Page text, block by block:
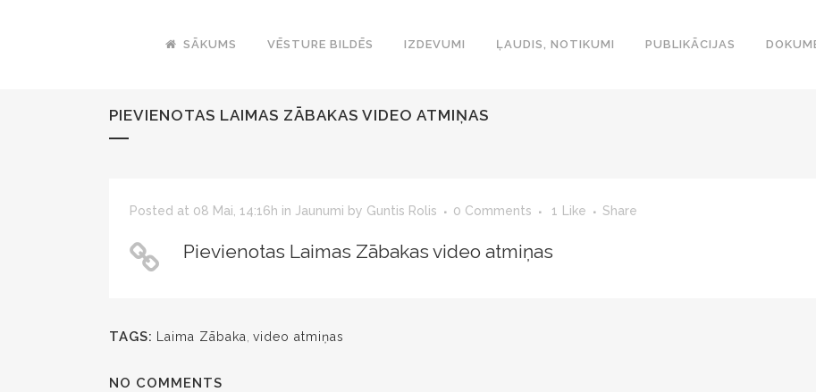
SĀKUMS VĒSTURE BILDĒS IZDEVUMI ĻAUDIS, NOTIKUMI PUBLIKĀCIJAS
PIEVIENOTAS LAIMAS ZĀBAKAS VIDEO ATMIŅAS
Posted at 08 Mai, 14:16h in Jaunumi by Guntis Rolis 0 Comments 1 Like Share
Pievienotas Laimas Zābakas video atmiņas
TAGS: Laima Zābaka video atmiņas
NO COMMENTS